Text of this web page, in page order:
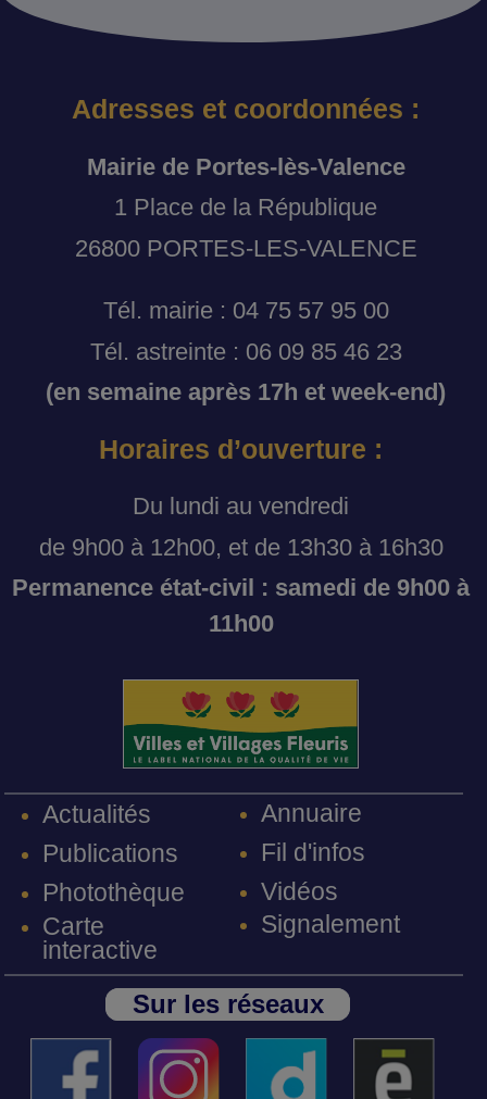
Adresses et coordonnées :
Mairie de Portes-lès-Valence
1 Place de la République
26800 PORTES-LES-VALENCE
Tél. mairie : 04 75 57 95 00
Tél. astreinte : 06 09 85 46 23
(en semaine après 17h et week-end)
Horaires d’ouverture :
Du lundi au vendredi
de 9h00 à 12h00, et de 13h30 à 16h30
Permanence état-civil : samedi de 9h00 à
11h00
Actualités
Publications
Photothèque
Carte
interactive
Annuaire
Fil d'infos
Vidéos
Signalement
Sur les réseaux